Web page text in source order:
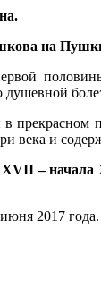
на
прекрасном
века и
XVII –
2017 года.